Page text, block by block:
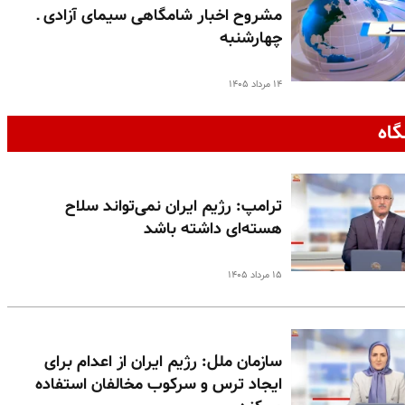
مشروح اخبار شامگاهی سیمای آزادی ـ
چهارشنبه
۱۴ مرداد ۱۴۰۵
ترامپ: رژیم ایران نمی‌تواند سلاح
هسته‌ای داشته باشد
۱۵ مرداد ۱۴۰۵
سازمان ملل: رژیم ایران از اعدام برای
ایجاد ترس و سرکوب مخالفان استفاده